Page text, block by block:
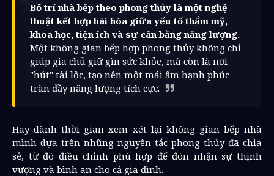
Bố trí nhà bếp theo phong thủy là một nghệ
thuật kết hợp hài hòa giữa yếu tố thẩm mỹ,
khoa học, tiện ích và sự cân bằng năng lượng.
Một không gian bếp hợp phong thủy không chỉ
giúp gia chủ giữ gìn sức khỏe, mà còn là nơi
"hút" tài lộc, tạo nên một mái ấm hạnh phúc
tràn đầy năng lượng tích cực.
Hãy dành thời gian xem xét lại không gian bếp nhà
mình dựa trên những nguyên tắc phong thủy đã chia
sẻ, từ đó điều chỉnh phù hợp để đón nhận sự thịnh
vượng và bình an cho cả gia đình.